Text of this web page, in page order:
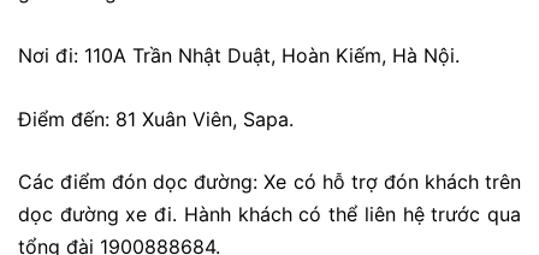
Nơi đi: 110A Trần Nhật Duật, Hoàn Kiếm, Hà Nội.
Điểm đến: 81 Xuân Viên, Sapa.
Các điểm đón dọc đường: Xe có hỗ trợ đón khách trên
dọc đường xe đi. Hành khách có thể liên hệ trước qua
tổng đài 1900888684.